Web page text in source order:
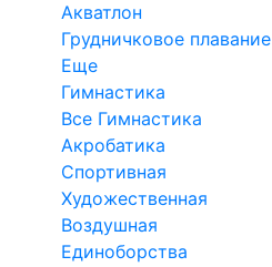
Акватлон
Грудничковое плавание
Еще
Гимнастика
Все Гимнастика
Акробатика
Спортивная
Художественная
Воздушная
Единоборства